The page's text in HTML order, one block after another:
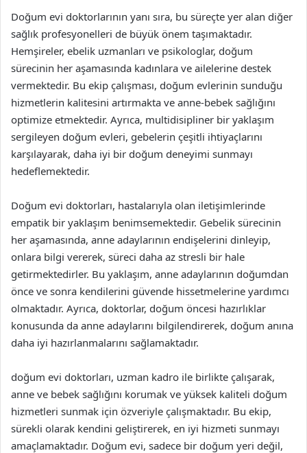
Doğum evi doktorlarının yanı sıra, bu süreçte yer alan diğer
sağlık profesyonelleri de büyük önem taşımaktadır.
Hemşireler, ebelik uzmanları ve psikologlar, doğum
sürecinin her aşamasında kadınlara ve ailelerine destek
vermektedir. Bu ekip çalışması, doğum evlerinin sunduğu
hizmetlerin kalitesini artırmakta ve anne-bebek sağlığını
optimize etmektedir. Ayrıca, multidisipliner bir yaklaşım
sergileyen doğum evleri, gebelerin çeşitli ihtiyaçlarını
karşılayarak, daha iyi bir doğum deneyimi sunmayı
hedeflemektedir.
Doğum evi doktorları, hastalarıyla olan iletişimlerinde
empatik bir yaklaşım benimsemektedir. Gebelik sürecinin
her aşamasında, anne adaylarının endişelerini dinleyip,
onlara bilgi vererek, süreci daha az stresli bir hale
getirmektedirler. Bu yaklaşım, anne adaylarının doğumdan
önce ve sonra kendilerini güvende hissetmelerine yardımcı
olmaktadır. Ayrıca, doktorlar, doğum öncesi hazırlıklar
konusunda da anne adaylarını bilgilendirerek, doğum anına
daha iyi hazırlanmalarını sağlamaktadır.
doğum evi doktorları, uzman kadro ile birlikte çalışarak,
anne ve bebek sağlığını korumak ve yüksek kaliteli doğum
hizmetleri sunmak için özveriyle çalışmaktadır. Bu ekip,
sürekli olarak kendini geliştirerek, en iyi hizmeti sunmayı
amaçlamaktadır. Doğum evi, sadece bir doğum yeri değil,